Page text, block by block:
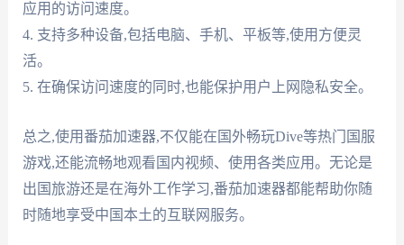
应用的访问速度。
4. 支持多种设备,包括电脑、手机、平板等,使用方便灵
活。
5. 在确保访问速度的同时,也能保护用户上网隐私安全。
总之,使用番茄加速器,不仅能在国外畅玩Dive等热门国服
游戏,还能流畅地观看国内视频、使用各类应用。无论是
出国旅游还是在海外工作学习,番茄加速器都能帮助你随
时随地享受中国本土的互联网服务。